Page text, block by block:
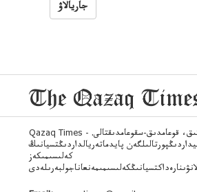
جاريالاۋ
Qazaq Times - اقپاراتتىق، قوعامدىق-سقوعامدىقتالى.
پايدماتەريالداردىڭتسيانىڭ
كەلىسىمىكەز